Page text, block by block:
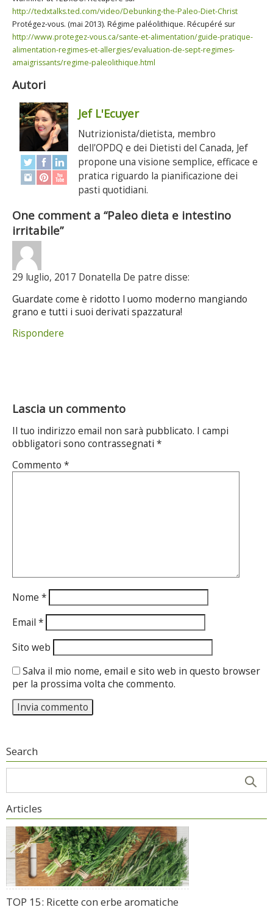
http://tedxtalks.ted.com/video/Debunking-the-Paleo-Diet-Christ
Protégez-vous. (mai 2013). Régime paléolithique. Récupéré sur
http://www.protegez-vous.ca/sante-et-alimentation/guide-pratique-
alimentation-regimes-et-allergies/evaluation-de-sept-regimes-
amaigrissants/regime-paleolithique.html
Autori
Jef L'Ecuyer
Nutrizionista/dietista, membro
dell'OPDQ e dei Dietisti del Canada, Jef
propone una visione semplice, efficace e
pratica riguardo la pianificazione dei
pasti quotidiani.
One comment a “Paleo dieta e intestino
irritabile”
29 luglio, 2017 Donatella De patre disse:
Guardate come è ridotto l uomo moderno mangiando
grano e tutti i suoi derivati spazzatura!
Rispondere
Lascia un commento
Il tuo indirizzo email non sarà pubblicato. I campi
obbligatori sono contrassegnati *
Commento *
Nome *
Email *
Sito web
Salva il mio nome, email e sito web in questo browser
per la prossima volta che commento.
Search
Articles
TOP 15: Ricette con erbe aromatiche